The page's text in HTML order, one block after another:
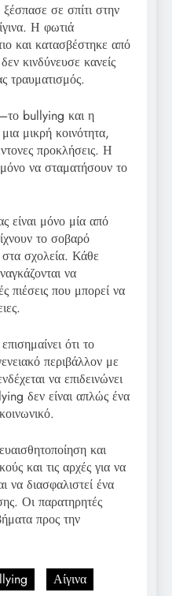
ξέσπασε σε σπίτι στην
Η φωτιά
και κατασβέστηκε από
κινδύνευσε κανείς
τραυματισμός.
bullying και η
μικρή κοινότητα,
προκλήσεις. Η
να σταματήσουν το
είναι μόνο μία από
το σοβαρό
σχολεία. Κάθε
να
πιέσεις που μπορεί να
ότι το
περιβάλλον με
να επιδεινώνει
δεν είναι απλώς ένα
και
και τις αρχές για να
να διασφαλιστεί ένα
Οι παρατηρητές
προς την
Αίγινα